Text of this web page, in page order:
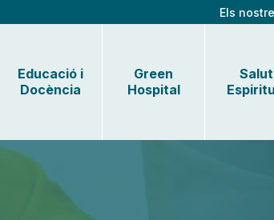
Els
Educació i
Docència
Green
Hospital
Salut